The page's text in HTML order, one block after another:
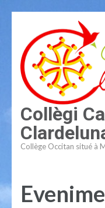
contenu
(Pressez
Entrée)
Collègi
Collège Occitan situé à